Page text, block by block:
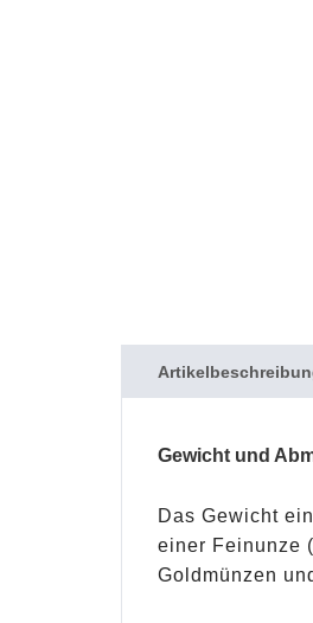
Gewicht und
Das Gewicht
einer Feinunze
Goldmünzen